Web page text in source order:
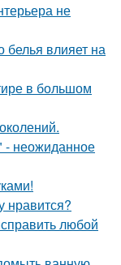
не
белья влияет на
в большом
- неожиданное
нравится?
любой